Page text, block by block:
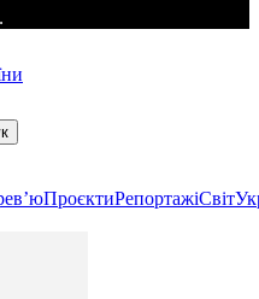
ПроєктиРепортажіСвіт